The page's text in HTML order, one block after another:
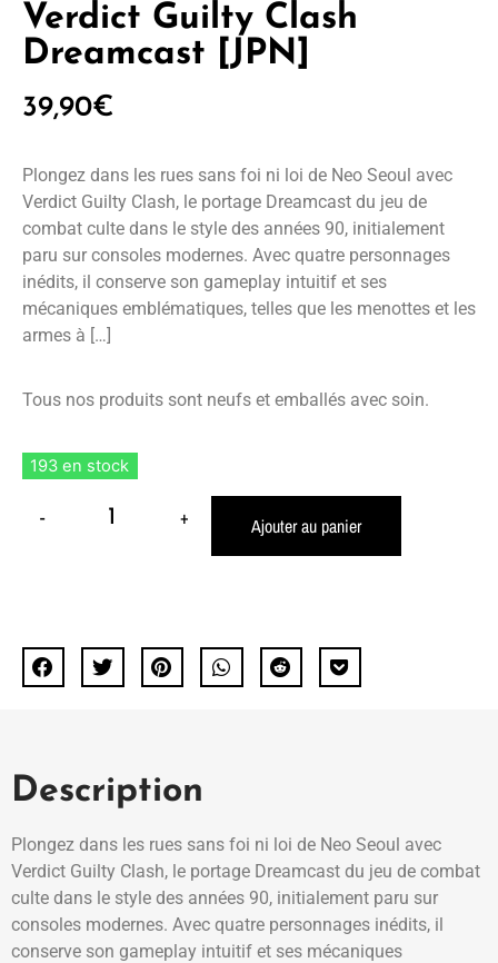
Verdict Guilty Clash
Dreamcast [JPN]
39,90€
Plongez dans les rues sans foi ni loi de Neo Seoul avec
Verdict Guilty Clash, le portage Dreamcast du jeu de
combat culte dans le style des années 90, initialement
paru sur consoles modernes. Avec quatre personnages
inédits, il conserve son gameplay intuitif et ses
mécaniques emblématiques, telles que les menottes et les
armes à […]
Tous nos produits sont neufs et emballés avec soin.
193 en stock
- + Ajouter au panier
Description
Plongez dans les rues sans foi ni loi de Neo Seoul avec
Verdict Guilty Clash, le portage Dreamcast du jeu de combat
culte dans le style des années 90, initialement paru sur
consoles modernes. Avec quatre personnages inédits, il
conserve son gameplay intuitif et ses mécaniques